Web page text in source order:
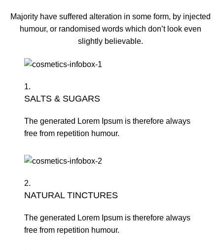
Majority have suffered alteration in some form, by injected
humour, or randomised words which don’t look even
slightly believable.
1.
SALTS & SUGARS
The generated Lorem Ipsum is therefore always
free from repetition humour.
2.
NATURAL TINCTURES
The generated Lorem Ipsum is therefore always
free from repetition humour.